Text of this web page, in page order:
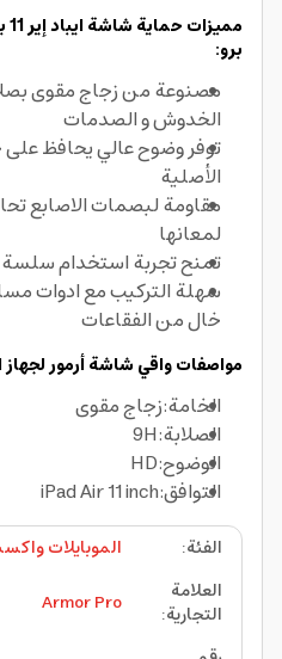
برو:
الخدوش و الصدمات
توفر وضوح عالي يحافظ على
الأصلية
مقاومة لبصمات الاصابع
لمعانها
تمنح تجربة استخدام
سهلة التركيب مع ادوات
خال من الفقاعات
مواصفات واقي شاشة أرمور لجهاز ايباد
الخامة:زجاج مقوى
الصلابة:9H
الوضوح:HD
التوافق:iPad Air 11 inch
الفئة:
الموبايلات
العلامة
التجارية:
Armor Pro